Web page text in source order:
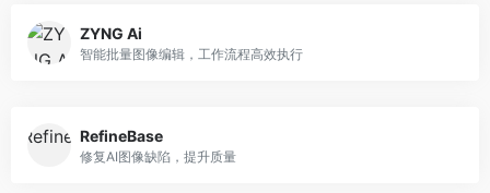
ZYNG Ai
智能批量图像编辑，工作流程高效执行
RefineBase
修复AI图像缺陷，提升质量